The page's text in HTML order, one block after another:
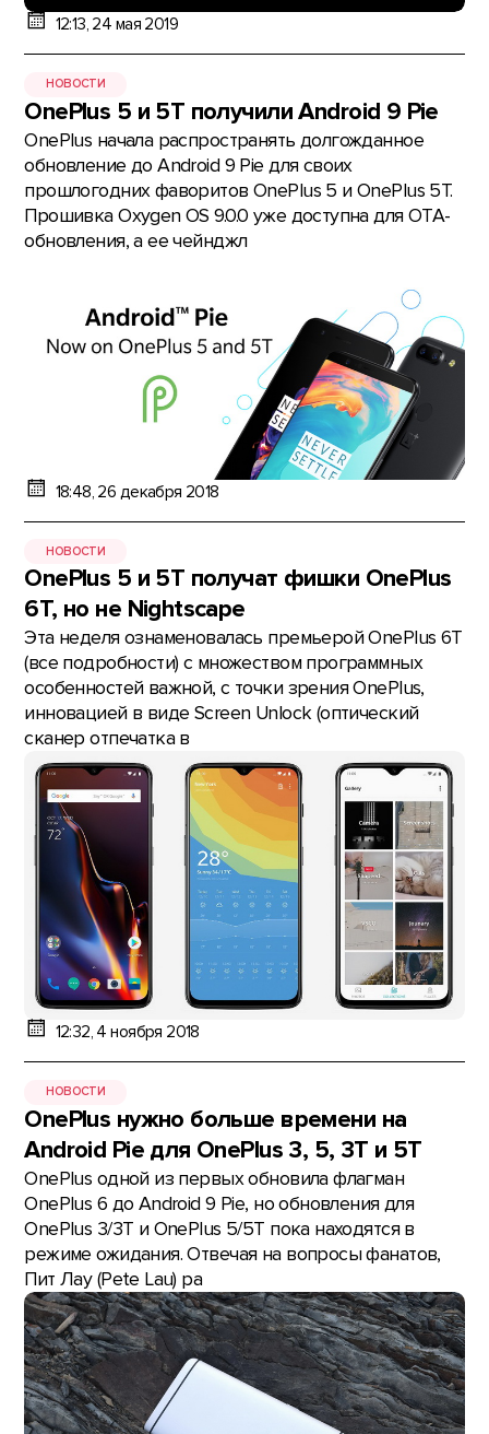
12:13, 24 мая 2019
НОВОСТИ
OnePlus 5 и 5T получили Android 9 Pie
OnePlus начала распространять долгожданное
обновление до Android 9 Pie для своих
прошлогодних фаворитов OnePlus 5 и OnePlus 5T.
Прошивка Oxygen OS 9.0.0 уже доступна для ОТА-
обновления, а ее чейнджл
18:48, 26 декабря 2018
НОВОСТИ
OnePlus 5 и 5T получат фишки OnePlus
6T, но не Nightscape
Эта неделя ознаменовалась премьерой OnePlus 6T
(все подробности) с множеством программных
особенностей важной, с точки зрения OnePlus,
инновацией в виде Screen Unlock (оптический
сканер отпечатка в
12:32, 4 ноября 2018
НОВОСТИ
OnePlus нужно больше времени на
Android Pie для OnePlus 3, 5, 3T и 5T
OnePlus одной из первых обновила флагман
OnePlus 6 до Android 9 Pie, но обновления для
OnePlus 3/3T и OnePlus 5/5T пока находятся в
режиме ожидания. Отвечая на вопросы фанатов,
Пит Лау (Pete Lau) ра